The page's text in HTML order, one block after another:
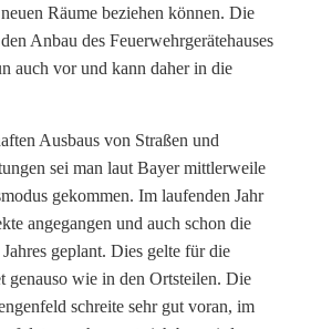
Räume beziehen können. Die
Anbau des Feuerwehrgerätehauses
auch vor und kann daher in die
Ausbaus von Straßen und
sei man laut Bayer mittlerweile
gekommen. Im laufenden Jahr
angegangen und auch schon die
geplant. Dies gelte für die
genauso wie in den Ortsteilen. Die
schreite sehr gut voran, im